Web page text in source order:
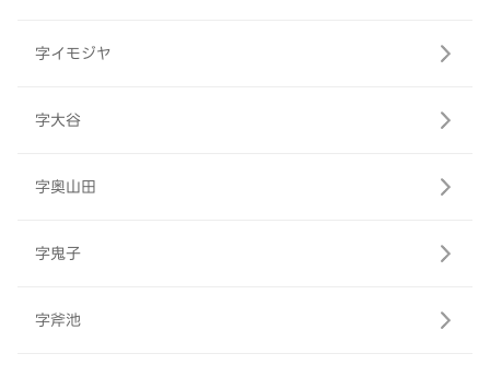
字イモジヤ
字大谷
字奥山田
字鬼子
字斧池